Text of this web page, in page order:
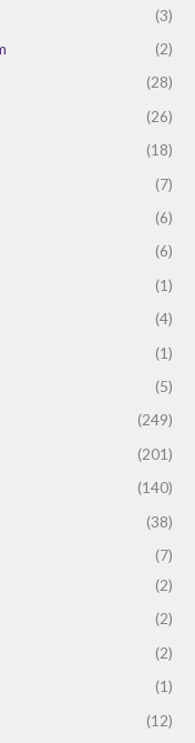
(3)
(2)
(28)
(26)
(18)
(7)
(6)
(6)
(1)
(4)
(1)
(5)
(249)
(201)
(140)
(38)
(7)
(2)
(2)
(2)
(1)
(12)